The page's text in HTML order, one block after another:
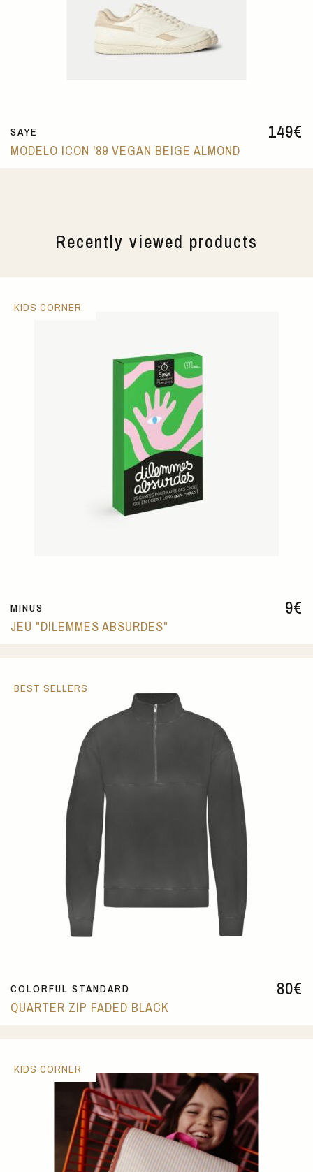
149€
SAYE
MODELO ICON '89 VEGAN BEIGE ALMOND
Recently viewed products
9€
MINUS
JEU "DILEMMES ABSURDES"
KIDS CORNER
80€
COLORFUL STANDARD
QUARTER ZIP FADED BLACK
BEST SELLERS
KIDS CORNER